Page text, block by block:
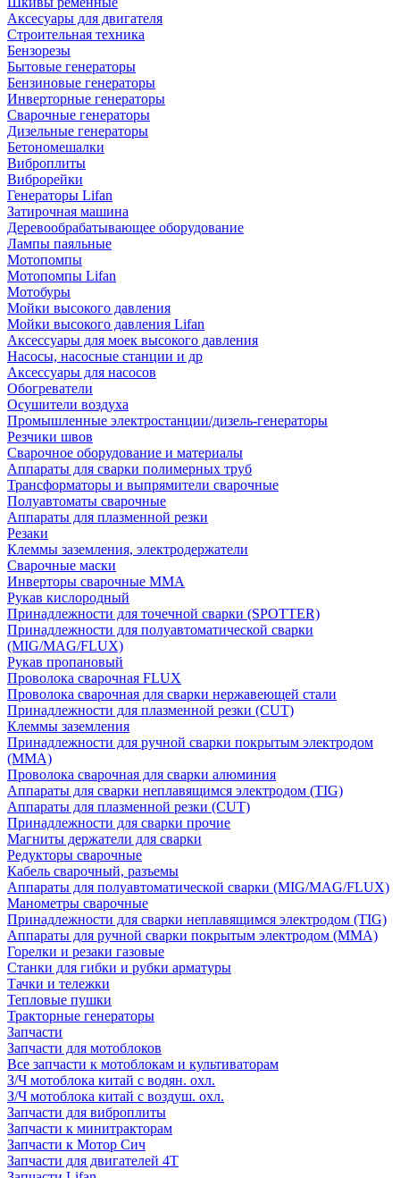
Аксесуары для двигателя
Строительная техника
Бензорезы
Бытовые генераторы
Бензиновые генераторы
Инверторные генераторы
Сварочные генераторы
Дизельные генераторы
Бетономешалки
Виброплиты
Виброрейки
Генераторы Lifan
Затирочная машина
Деревообрабатывающее оборудование
Лампы паяльные
Мотопомпы
Мотопомпы Lifan
Мотобуры
Мойки высокого давления
Мойки высокого давления Lifan
Аксессуары для моек высокого давления
Насосы, насосные станции и др
Аксессуары для насосов
Обогреватели
Осушители воздуха
Промышленные электростанции/дизель-генераторы
Резчики швов
Сварочное оборудование и материалы
Аппараты для сварки полимерных труб
Трансформаторы и выпрямители сварочные
Полуавтоматы сварочные
Аппараты для плазменной резки
Резаки
Клеммы заземления, электродержатели
Сварочные маски
Инверторы сварочные ММА
Рукав кислородный
Принадлежности для точечной сварки (SPOTTER)
Принадлежности для полуавтоматической сварки
(MIG/MAG/FLUX)
Рукав пропановый
Проволока сварочная FLUX
Проволока сварочная для сварки нержавеющей стали
Принадлежности для плазменной резки (CUT)
Клеммы заземления
Принадлежности для ручной сварки покрытым электродом
(MMA)
Проволока сварочная для сварки алюминия
Аппараты для сварки неплавящимся электродом (TIG)
Аппараты для плазменной резки (CUT)
Принадлежности для сварки прочие
Магниты держатели для сварки
Редукторы сварочные
Кабель сварочный, разъемы
Аппараты для полуавтоматической сварки (MIG/MAG/FLUX)
Манометры сварочные
Принадлежности для сварки неплавящимся электродом (TIG)
Аппараты для ручной сварки покрытым электродом (MMA)
Горелки и резаки газовые
Станки для гибки и рубки арматуры
Тачки и тележки
Тепловые пушки
Тракторные генераторы
Запчасти
Запчасти для мотоблоков
Все запчасти к мотоблокам и культиваторам
З/Ч мотоблока китай с водян. охл.
З/Ч мотоблока китай с воздуш. охл.
Запчасти для виброплиты
Запчасти к минитракторам
Запчасти к Мотор Сич
Запчасти для двигателей 4Т